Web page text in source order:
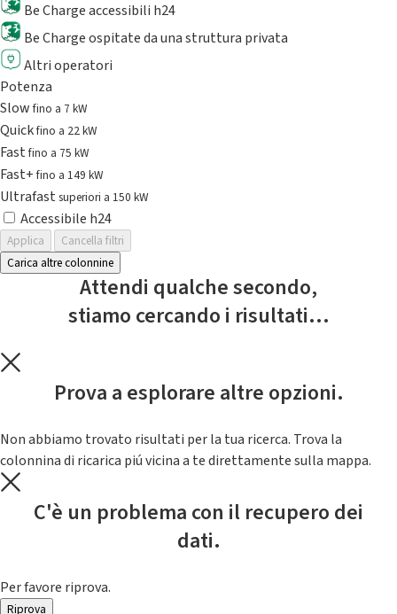
Be Charge accessibili h24
Be Charge ospitate da una struttura privata
Altri operatori
Potenza
Slowfino a 7 kW
Quickfino a 22 kW
Fastfino a 75 kW
Fast+fino a 149 kW
Ultrafast superiori a 150 kW
Accessibile h24
Applica
Cancella filtri
Carica altre colonnine
Attendi qualche secondo,
stiamo cercando i risultati...
Prova a esplorare altre opzioni.
Non abbiamo trovato risultati per la tua ricerca. Trova la
colonnina di ricarica piú vicina a te direttamente sulla mappa.
C'è un problema con il recupero dei
dati.
Per favore riprova.
Riprova